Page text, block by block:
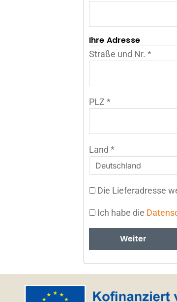
Ihre Adresse
Straße und Nr. *
PLZ *
Land *
Die Lieferadresse
Ich habe die
Weiter